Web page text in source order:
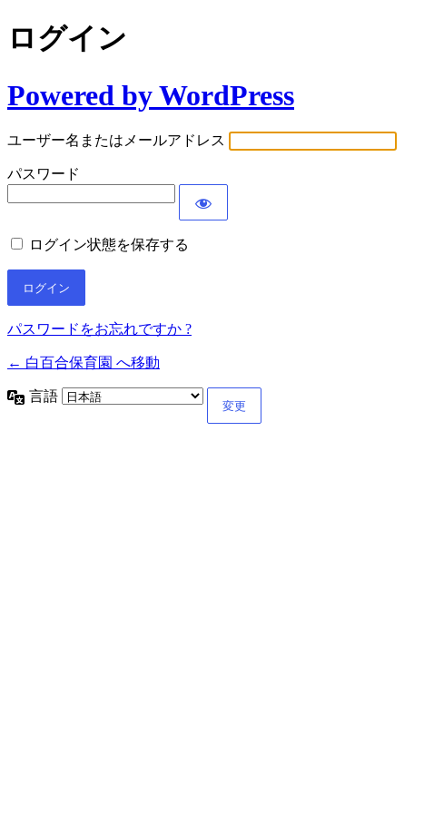
ログイン
Powered by WordPress
ユーザー名またはメールアドレス
パスワード
ログイン状態を保存する
パスワードをお忘れですか ?
← 白百合保育園 へ移動
言語